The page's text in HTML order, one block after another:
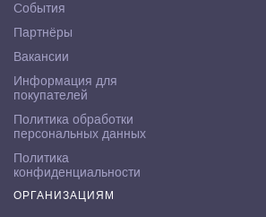
События
Партнёры
Вакансии
Информация для
покупателей
Политика обработки
персональных данных
Политика
конфиденциальности
ОРГАНИЗАЦИЯМ